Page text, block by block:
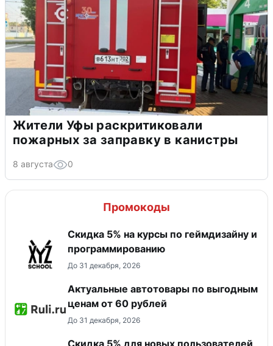
Жители Уфы раскритиковали
пожарных за заправку в канистры
8 августа 0
Промокоды
Скидка 5% на курсы по геймдизайну и
программированию
До 31 декабря, 2026
Актуальные автотовары по выгодным
ценам от 60 рублей
До 31 декабря, 2026
Скидка 5% для новых пользователей